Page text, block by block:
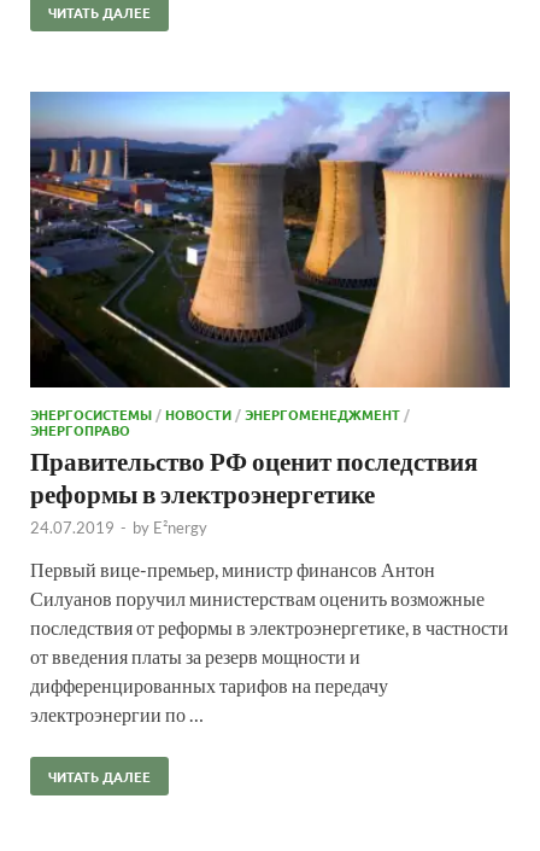
ЧИТАТЬ ДАЛЕЕ
ЭНЕРГОСИСТЕМЫ/НОВОСТИ/ЭНЕРГОМЕНЕДЖМЕНТ/
ЭНЕРГОПРАВО
Правительство РФ оценит последствия
реформы в электроэнергетике
24.07.2019 - by E²nergy
Первый вице-премьер, министр финансов Антон
Силуанов поручил министерствам оценить возможные
последствия от реформы в электроэнергетике, в частности
от введения платы за резерв мощности и
дифференцированных тарифов на передачу
электроэнергии по …
ЧИТАТЬ ДАЛЕЕ